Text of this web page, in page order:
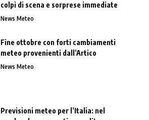
colpi di scena e sorprese immediate
News Meteo
Fine ottobre con forti cambiamenti
meteo provenienti dall’Artico
News Meteo
Previsioni meteo per l’Italia: nel